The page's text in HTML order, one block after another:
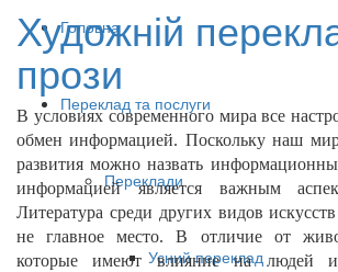
Головна
Переклад та послуги
Переклади
Усний переклад
Художній
прози
В условиях современного мира все
обмен информацией. Поскольку наш
развития можно назвать
информацией является важным
Литература среди других видов
не главное место. В отличие от
которые имеют влияние на людей